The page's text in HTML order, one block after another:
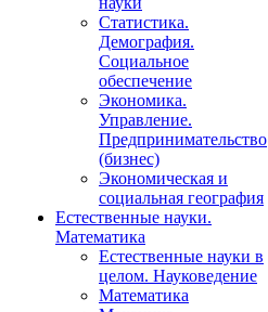
Статистика.
Демография.
Социальное
обеспечение
Экономика.
Управление.
Предпринимательство
(бизнес)
Экономическая и
социальная география
Естественные науки.
Математика
Естественные науки в
целом. Науковедение
Математика